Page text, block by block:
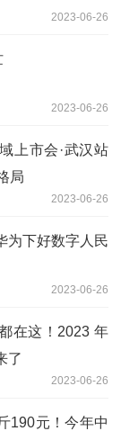
2023-06-26
2023-06-26
上市会·武汉站
局
2023-06-26
为下好数字人民
2023-06-26
在这！2023 年
了
2023-06-26
190元！今年中